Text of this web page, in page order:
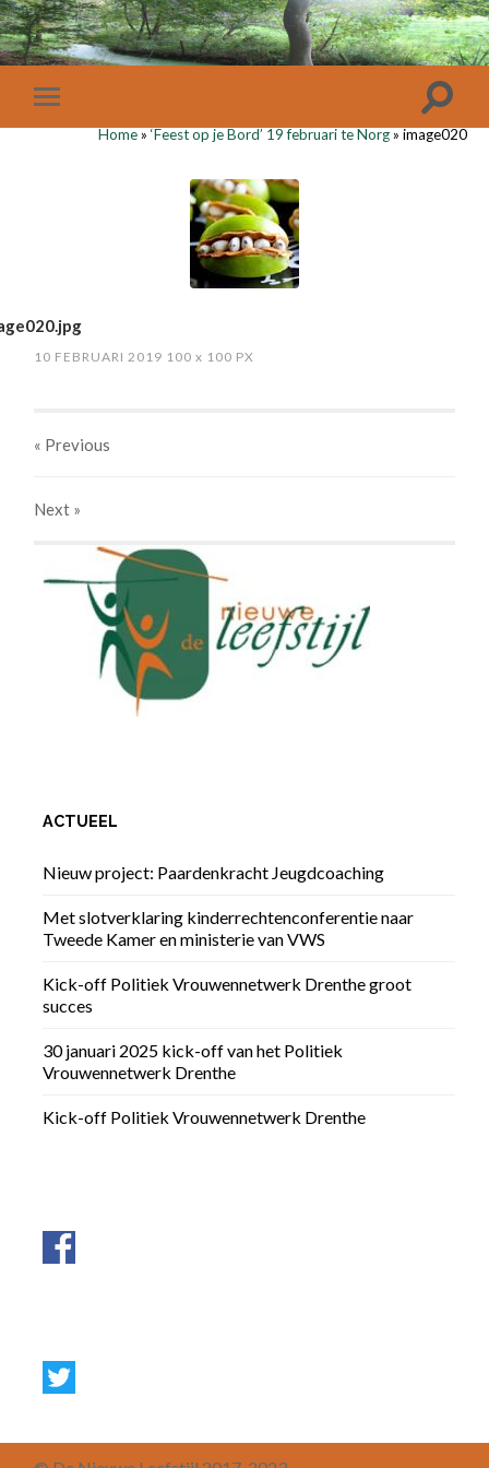
Home» ‘Feest op je Bord’ 19 februari te Norg» image020
10 FEBRUARI 2019 100x 100 PX
« Previous
Next »
ACTUEEL
Nieuw project: Paardenkracht Jeugdcoaching
Met slotverklaring kinderrechtenconferentie naar
Tweede Kamer en ministerie van VWS
Kick-off Politiek Vrouwennetwerk Drenthe groot
succes
30 januari 2025 kick-off van het Politiek
Vrouwennetwerk Drenthe
Kick-off Politiek Vrouwennetwerk Drenthe